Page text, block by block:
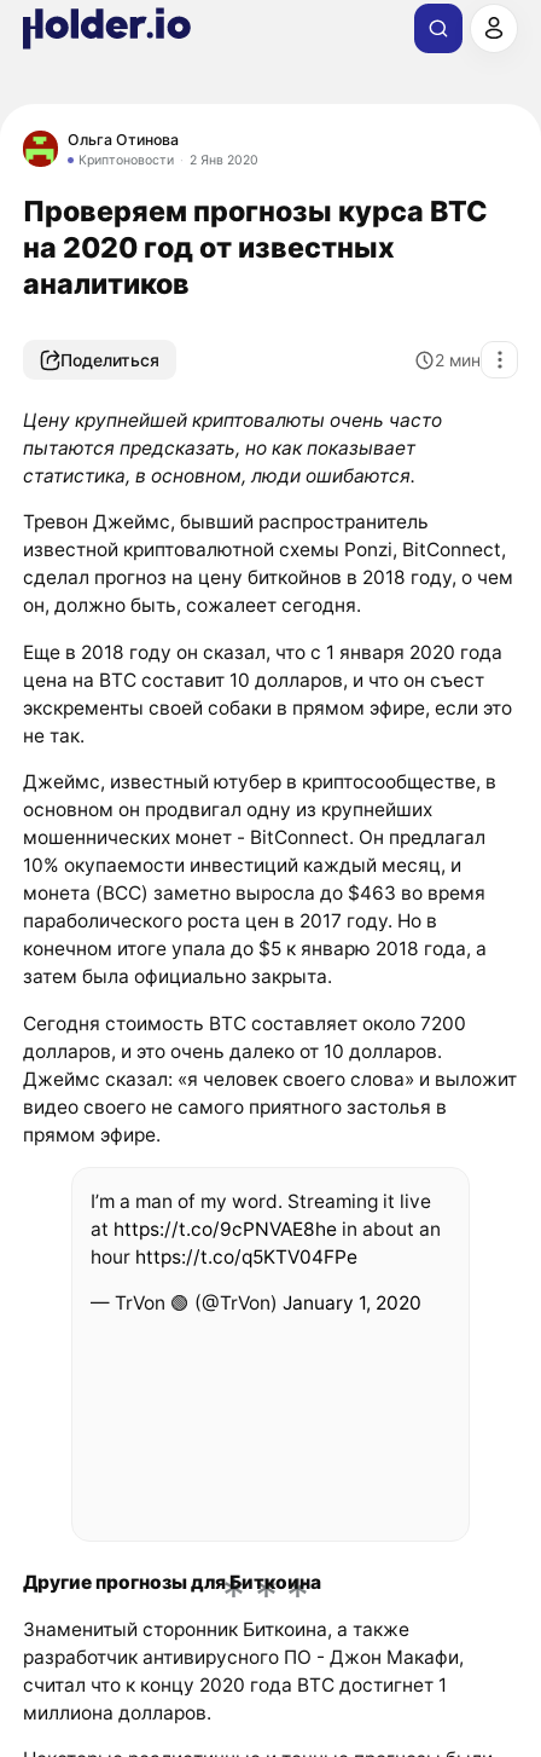
Ольга Отинова
Криптоновости 2 Янв 2020
Проверяем прогнозы курса BTC
на 2020 год от известных
аналитиков
Поделиться 2 мин
Цену крупнейшей криптовалюты очень часто
пытаются предсказать, но как показывает
статистика, в основном, люди ошибаются.
Тревон Джеймс, бывший распространитель
известной криптовалютной схемы Ponzi, BitConnect,
сделал прогноз на цену биткойнов в 2018 году, о чем
он, должно быть, сожалеет сегодня.
Еще в 2018 году он сказал, что с 1 января 2020 года
цена на BTC составит 10 долларов, и что он съест
экскременты своей собаки в прямом эфире, если это
не так.
Джеймс, известный ютубер в криптосообществе, в
основном он продвигал одну из крупнейших
мошеннических монет - BitConnect. Он предлагал
10% окупаемости инвестиций каждый месяц, и
монета (BCC) заметно выросла до $463 во время
параболического роста цен в 2017 году. Но в
конечном итоге упала до $5 к январю 2018 года, а
затем была официально закрыта.
Сегодня стоимость BTC составляет около 7200
долларов, и это очень далеко от 10 долларов.
Джеймс сказал: «я человек своего слова» и выложит
видео своего не самого приятного застолья в
прямом эфире.
I’m a man of my word. Streaming it live
at https://t.co/9cPNVAE8he in about an
hour https://t.co/q5KTV04FPe
— TrVon 🟢 (@TrVon)January 1, 2020
Другие прогнозы для Биткоина
Знаменитый сторонник Биткоина, а также
разработчик антивирусного ПО - Джон Макафи,
считал что к концу 2020 года BTC достигнет 1
миллиона долларов.